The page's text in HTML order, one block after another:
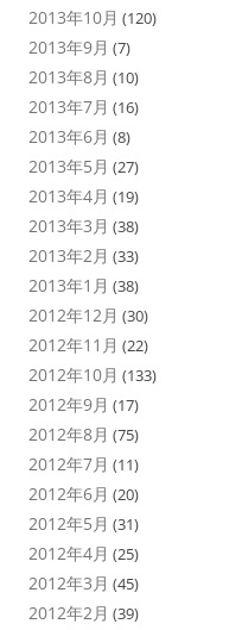
2013年10月 (120)
2013年9月 (7)
2013年8月 (10)
2013年7月 (16)
2013年6月 (8)
2013年5月 (27)
2013年4月 (19)
2013年3月 (38)
2013年2月 (33)
2013年1月 (38)
2012年12月 (30)
2012年11月 (22)
2012年10月 (133)
2012年9月 (17)
2012年8月 (75)
2012年7月 (11)
2012年6月 (20)
2012年5月 (31)
2012年4月 (25)
2012年3月 (45)
2012年2月 (39)